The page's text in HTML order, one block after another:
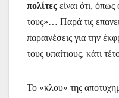
πολίτες είναι ότι,
τους»… Παρά τις
παραινέσεις για την
τους υπαίτιους, κάτι
Το «κλου» της